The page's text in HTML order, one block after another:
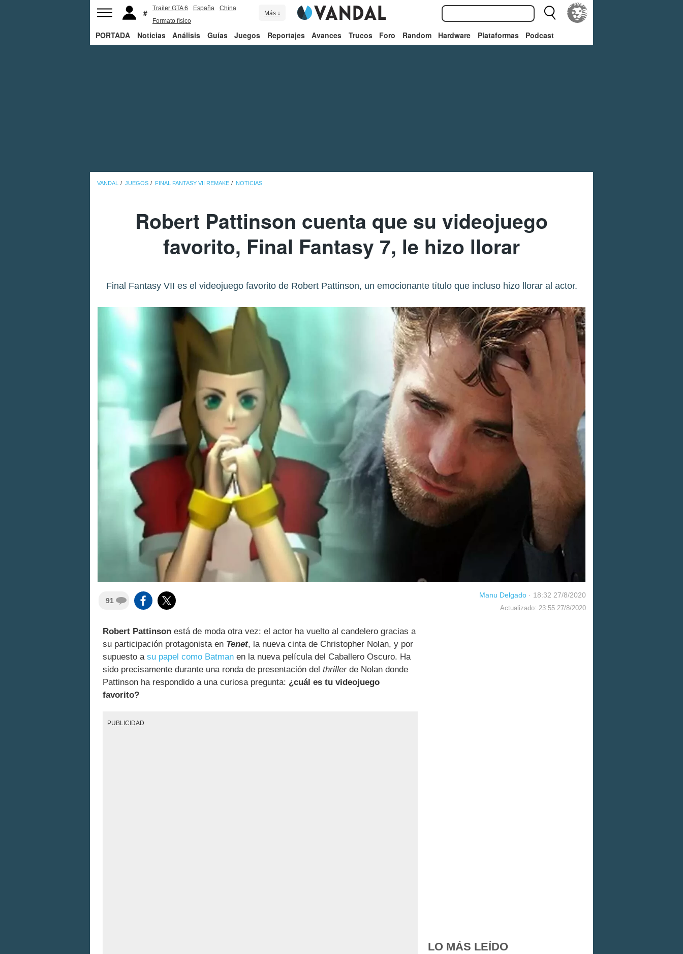
Trailer GTA 6 España
China
Formato físico
Más ↓
PORTADA Noticias Análisis Guías Juegos Reportajes Avances Trucos Foro Random Hardware Plataformas Podcast
VANDAL JUEGOS FINAL FANTASY VII REMAKE NOTICIAS
Robert Pattinson cuenta que su videojuego
favorito, Final Fantasy 7, le hizo llorar
Final Fantasy VII es el videojuego favorito de Robert Pattinson, un emocionante título que incluso hizo llorar al actor.
91
Manu Delgado · 18:32 27/8/2020
Actualizado: 23:55 27/8/2020
Robert Pattinson está de moda otra vez: el actor ha vuelto al candelero gracias a
su participación protagonista en Tenet, la nueva cinta de Christopher Nolan, y por
supuesto a su papel como Batman en la nueva película del Caballero Oscuro. Ha
sido precisamente durante una ronda de presentación del thrillerde Nolan donde
Pattinson ha respondido a una curiosa pregunta: ¿cuál es tu videojuego
favorito?
PUBLICIDAD
LO MÁS LEÍDO